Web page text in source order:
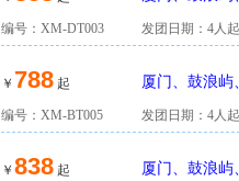
编号：XM-DT003 发团日期：4人
￥ 788起 厦门、鼓浪屿
编号：XM-BT005 发团日期：4人
￥ 838起 厦门、鼓浪屿